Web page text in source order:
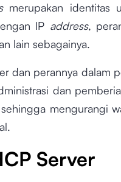
merupakan identitas
IP address,
lain sebagainya.
dan perannya dalam
dan
mengurangi
Server